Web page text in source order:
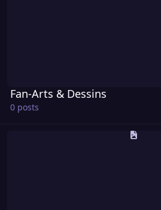
Fan-Arts & Dessins
0 posts